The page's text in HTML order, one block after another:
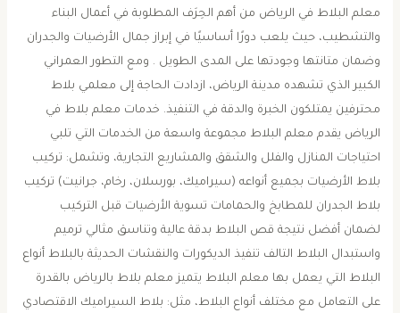
معلم البلاط في الرياض من أهم الحِرَف المطلوبة في أعمال البناء
والتشطيب، حيث يلعب دورًا أساسيًا في إبراز جمال الأرضيات والجدران
وضمان متانتها وجودتها على المدى الطويل . ومع التطور العمراني
الكبير الذي تشهده مدينة الرياض، ازدادت الحاجة إلى معلمي بلاط
محترفين يمتلكون الخبرة والدقة في التنفيذ. خدمات معلم بلاط في
الرياض يقدم معلم البلاط مجموعة واسعة من الخدمات التي تلبي
احتياجات المنازل والفلل والشقق والمشاريع التجارية، وتشمل: تركيب
بلاط الأرضيات بجميع أنواعه (سيراميك، بورسلان، رخام، جرانيت) تركيب
بلاط الجدران للمطابخ والحمامات تسوية الأرضيات قبل التركيب
لضمان أفضل نتيجة قص البلاط بدقة عالية وتناسق مثالي ترميم
واستبدال البلاط التالف تنفيذ الديكورات والنقشات الحديثة بالبلاط أنواع
البلاط التي يعمل بها معلم البلاط يتميز معلم بلاط بالرياض بالقدرة
على التعامل مع مختلف أنواع البلاط، مثل: بلاط السيراميك الاقتصادي